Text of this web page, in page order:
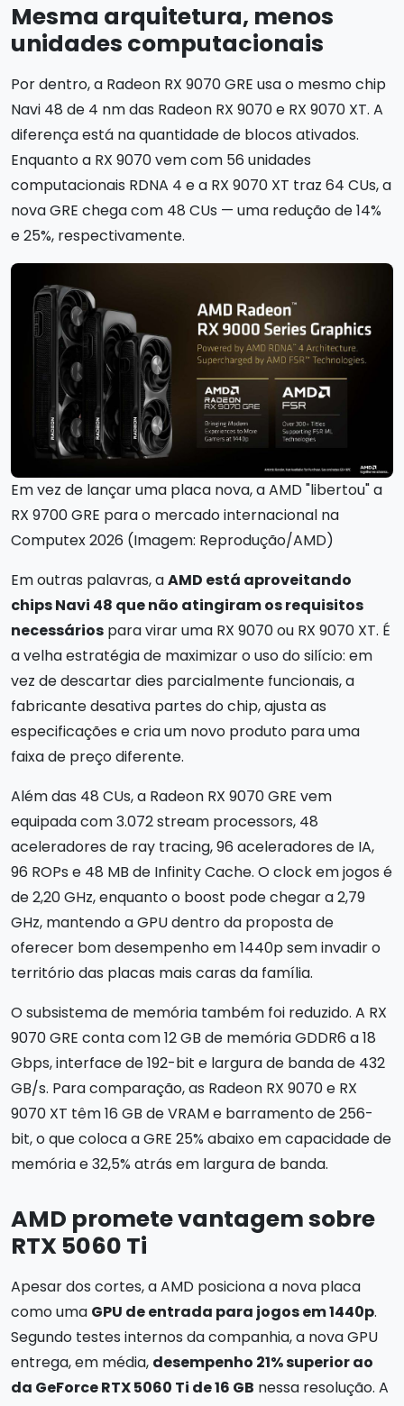
Mesma arquitetura, menos
unidades computacionais
Por dentro, a Radeon RX 9070 GRE usa o mesmo chip
Navi 48 de 4 nm das Radeon RX 9070 e RX 9070 XT. A
diferença está na quantidade de blocos ativados.
Enquanto a RX 9070 vem com 56 unidades
computacionais RDNA 4 e a RX 9070 XT traz 64 CUs, a
nova GRE chega com 48 CUs — uma redução de 14%
e 25%, respectivamente.
Em vez de lançar uma placa nova, a AMD "libertou" a
RX 9700 GRE para o mercado internacional na
Computex 2026 (Imagem: Reprodução/AMD)
Em outras palavras, aAMD está aproveitando
chips Navi 48 que não atingiram os requisitos
necessários para virar uma RX 9070 ou RX 9070 XT. É
a velha estratégia de maximizar o uso do silício: em
vez de descartar dies parcialmente funcionais, a
fabricante desativa partes do chip, ajusta as
especificações e cria um novo produto para uma
faixa de preço diferente.
Além das 48 CUs, a Radeon RX 9070 GRE vem
equipada com 3.072 stream processors, 48
aceleradores de ray tracing, 96 aceleradores de IA,
96 ROPs e 48 MB de Infinity Cache. O clock em jogos é
de 2,20 GHz, enquanto o boost pode chegar a 2,79
GHz, mantendo a GPU dentro da proposta de
oferecer bom desempenho em 1440p sem invadir o
território das placas mais caras da família.
O subsistema de memória também foi reduzido. A RX
9070 GRE conta com 12 GB de memória GDDR6 a 18
Gbps, interface de 192-bit e largura de banda de 432
GB/s. Para comparação, as Radeon RX 9070 e RX
9070 XT têm 16 GB de VRAM e barramento de 256-
bit, o que coloca a GRE 25% abaixo em capacidade de
memória e 32,5% atrás em largura de banda.
AMD promete vantagem sobre
RTX 5060 Ti
Apesar dos cortes, a AMD posiciona a nova placa
como uma GPU de entrada para jogos em 1440p.
Segundo testes internos da companhia, a nova GPU
entrega, em média, desempenho 21% superior ao
da GeForce RTX 5060 Ti de 16 GB nessa resolução. A